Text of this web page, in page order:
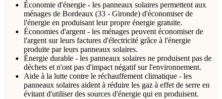
Économie d'énergie - les panneaux solaires permettent aux
ménages de Bordeaux (33 - Gironde) d'économiser de
l'énergie en produisant leur propre énergie gratuite.
Économies d'argent - les ménages peuvent économiser de
l'argent sur leurs factures d'électricité grâce à l'énergie
produite par leurs panneaux solaires.
Énergie durable - les panneaux solaires ne produisent pas de
déchets et n'ont pas d'impact négatif sur l'environnement.
Aide à la lutte contre le réchauffement climatique - les
panneaux solaires aident à réduire les gaz à effet de serre en
évitant d'utiliser des sources d'énergie qui en produisent.